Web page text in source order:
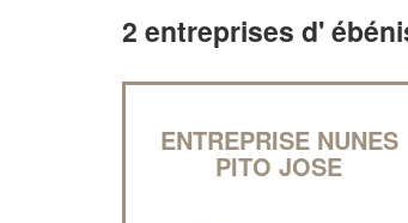
2 entreprises d'
ENTREPRISE NUNES
PITO JOSE